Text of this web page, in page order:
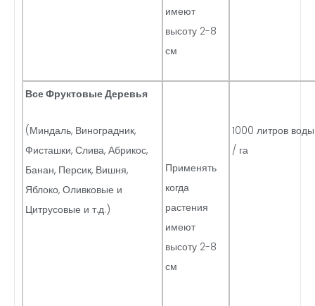
имеют
высоту 2-8
см
Все Фруктовые Деревья
(Миндаль, Виноградник,
Фисташки, Слива, Абрикос,
Банан, Персик, Вишня,
Яблоко, Оливковые и
Цитрусовые и т.д.)
Применять
когда
растения
имеют
высоту 2-8
см
1000 литров
/ га